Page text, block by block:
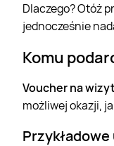
Dlaczego? Otóż
jednocześnie
Komu
Voucher na
możliwej okazji,